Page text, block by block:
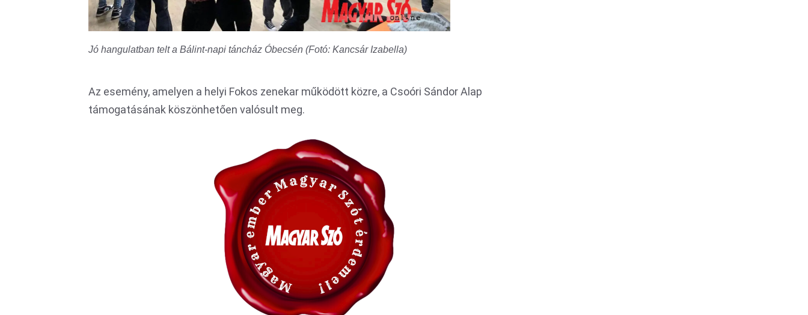
Jó hangulatban telt a Bálint-napi táncház Óbecsén (Fotó: Kancsár Izabella)
Az esemény, amelyen a helyi Fokos zenekar működött közre, a Csoóri Sándor Alap
támogatásának köszönhetően valósult meg.